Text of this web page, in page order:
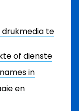
drukmedia te
of dienste
in
en